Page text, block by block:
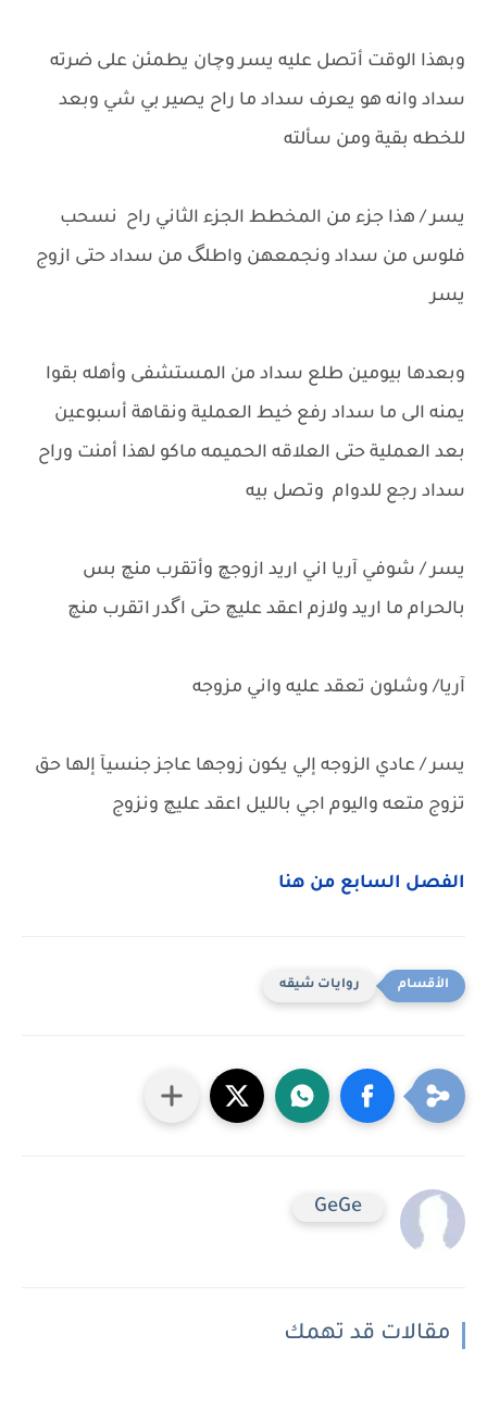
وبهذا الوقت أتصل عليه يسر وچان يطمئن على ضرته
سداد وانه هو يعرف سداد ما راح يصير بي شي وبعد
للخطه بقية ومن سألته
يسر / هذا جزء من المخطط الجزء الثاني راح نسحب
فلوس من سداد ونجمعهن واطلگ من سداد حتى ازوج
يسر
وبعدها بيومين طلع سداد من المستشفى وأهله بقوا
يمنه الى ما سداد رفع خيط العملية ونقاهة أسبوعين
بعد العملية حتى العلاقه الحميمه ماكو لهذا أمنت وراح
سداد رجع للدوام وتصل بيه
يسر / شوفي آريا اني اريد ازوجچ وأتقرب منچ بس
بالحرام ما اريد ولازم اعقد عليچ حتى اگدر اتقرب منچ
آريا/ وشلون تعقد عليه واني مزوجه
يسر / عادي الزوجه إلي يكون زوجها عاجز جنسيآ إلها حق
تزوج متعه واليوم اجي بالليل اعقد عليچ ونزوج
الفصل السابع من هنا
روايات شيقه
GeGe
مقالات قد تهمك